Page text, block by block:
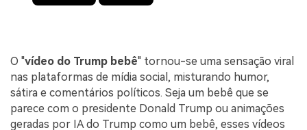
O "vídeo do Trump bebê" tornou-se uma sensação viral
nas plataformas de mídia social, misturando humor,
sátira e comentários políticos. Seja um bebê que se
parece com o presidente Donald Trump ou animações
geradas por IA do Trump como um bebê, esses vídeos